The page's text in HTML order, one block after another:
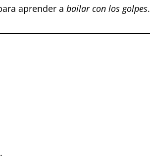
aprender abailar con los golpes.